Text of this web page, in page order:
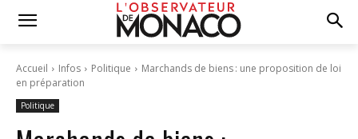
Accueil Infos Politique
Marchands de biens : une proposition de loi
en préparation
Politique